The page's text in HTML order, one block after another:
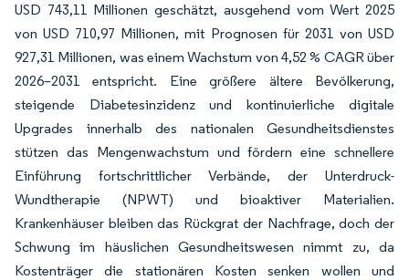
USD 743,11 Millionen geschätzt, ausgehend vom Wert 2025
von USD 710,97 Millionen, mit Prognosen für 2031 von USD
927,31 Millionen, was einem Wachstum von 4,52 % CAGR über
2026–2031 entspricht. Eine größere ältere Bevölkerung,
steigende Diabetesinzidenz und kontinuierliche digitale
Upgrades innerhalb des nationalen Gesundheitsdienstes
stützen das Mengenwachstum und fördern eine schnellere
Einführung fortschrittlicher Verbände, der Unterdruck-
Wundtherapie (NPWT) und bioaktiver Materialien.
Krankenhäuser bleiben das Rückgrat der Nachfrage, doch der
Schwung im häuslichen Gesundheitswesen nimmt zu, da
Kostenträger die stationären Kosten senken wollen und